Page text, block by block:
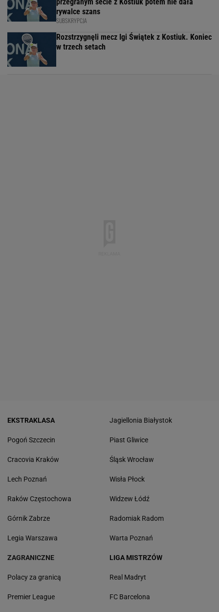
przegranym secie z Kostiuk potem nie dała
rywalce szans
SUBSKRYPCJA
Rozstrzygnęli mecz Igi Świątek z Kostiuk. Koniec
w trzech setach
EKSTRAKLASA
Pogoń Szczecin
Cracovia Kraków
Lech Poznań
Raków Częstochowa
Górnik Zabrze
Legia Warszawa
Jagiellonia Białystok
Piast Gliwice
Śląsk Wrocław
Wisła Płock
Widzew Łódź
Radomiak Radom
Warta Poznań
ZAGRANICZNE
Polacy za granicą
Premier League
LIGA MISTRZÓW
Real Madryt
FC Barcelona